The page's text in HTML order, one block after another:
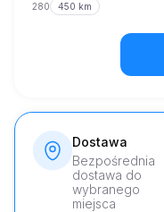
280 450 km
Dostawa
Bezpośrednia
dostawa do
wybranego
miejsca